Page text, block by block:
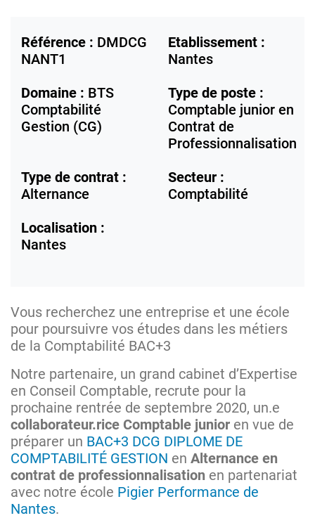
Référence : DMDCG
NANT1
Etablissement :
Nantes
Domaine : BTS
Comptabilité
Gestion (CG)
Type de poste :
Comptable junior en
Contrat de
Professionnalisation
Type de contrat :
Alternance
Secteur :
Comptabilité
Localisation :
Nantes
Vous recherchez une entreprise et une école
pour poursuivre vos études dans les métiers
de la Comptabilité BAC+3
Notre partenaire, un grand cabinet d’Expertise
en Conseil Comptable, recrute pour la
prochaine rentrée de septembre 2020, un.e
collaborateur.rice Comptable junior en vue de
préparer un BAC+3 DCG DIPLOME DE
COMPTABILITÉ GESTION en Alternance en
contrat de professionnalisation en partenariat
avec notre école Pigier Performance de
Nantes.